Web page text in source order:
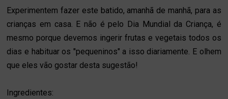
Experimentem fazer este batido, amanhã de manhã, para as
crianças em casa. E não é pelo Dia Mundial da Criança, é
mesmo porque devemos ingerir frutas e vegetais todos os
dias e habituar os "pequeninos" a isso diariamente. E olhem
que eles vão gostar desta sugestão!
Ingredientes: